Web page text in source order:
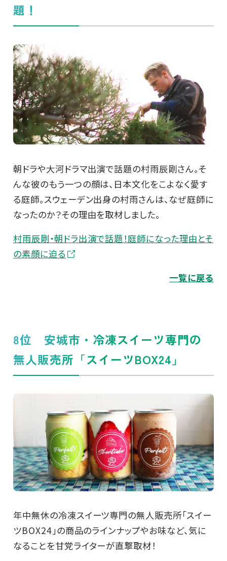
題！
朝ドラや大河ドラマ出演で話題の村雨辰剛さん。そ
んな彼のもう一つの顔は、日本文化をこよなく愛す
る庭師。スウェーデン出身の村雨さんは、なぜ庭師に
なったのか？その理由を取材しました。
村雨辰剛・朝ドラ出演で話題！庭師になった理由とそ
の素顔に迫る
一覧に戻る
8位 安城市・冷凍スイーツ専門の
無人販売所「スイーツBOX24」
年中無休の冷凍スイーツ専門の無人販売所「スイー
ツBOX24」の商品のラインナップやお味など、気に
なることを甘党ライターが直撃取材！